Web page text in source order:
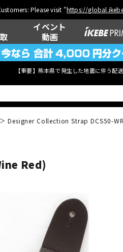
Please visit "https://
イベント
動画
【重要】熊本県で発生した地震に伴う配
DTM オンラ
イン納品
Designer Collection Strap DCS50-
Red)